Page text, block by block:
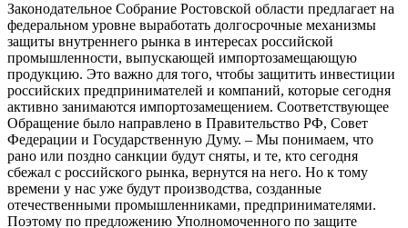
Законодательное Собрание Ростовской области предлагает на
федеральном уровне выработать долгосрочные механизмы
защиты внутреннего рынка в интересах российской
промышленности, выпускающей импортозамещающую
продукцию. Это важно для того, чтобы защитить инвестиции
российских предпринимателей и компаний, которые сегодня
активно занимаются импортозамещением. Соответствующее
Обращение было направлено в Правительство РФ, Совет
Федерации и Государственную Думу. – Мы понимаем, что
рано или поздно санкции будут сняты, и те, кто сегодня
сбежал с российского рынка, вернутся на него. Но к тому
времени у нас уже будут производства, созданные
отечественными промышленниками, предпринимателями.
Поэтому по предложению Уполномоченного по защите